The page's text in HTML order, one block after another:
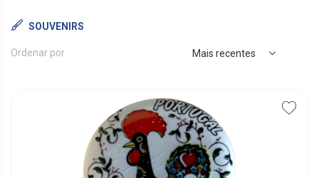
SOUVENIRS
Ordenar por Mais recentes